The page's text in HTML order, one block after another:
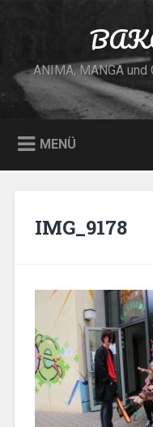
ANIMA, MANGA
MENÜ
IMG_9178